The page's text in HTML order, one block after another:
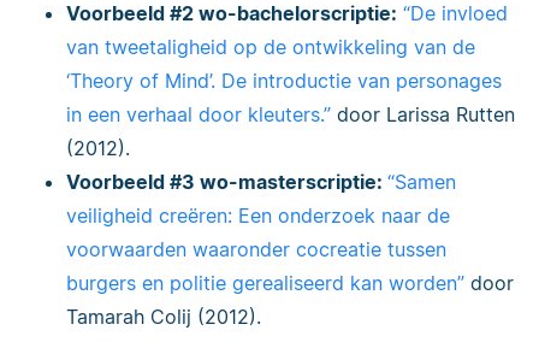
Voorbeeld #2 wo-bachelorscriptie: “De invloed
van tweetaligheid op de ontwikkeling van de
‘Theory of Mind’. De introductie van personages
in een verhaal door kleuters.” door Larissa Rutten
(2012).
Voorbeeld #3 wo-masterscriptie: “Samen
veiligheid creëren: Een onderzoek naar de
voorwaarden waaronder cocreatie tussen
burgers en politie gerealiseerd kan worden” door
Tamarah Colij (2012).